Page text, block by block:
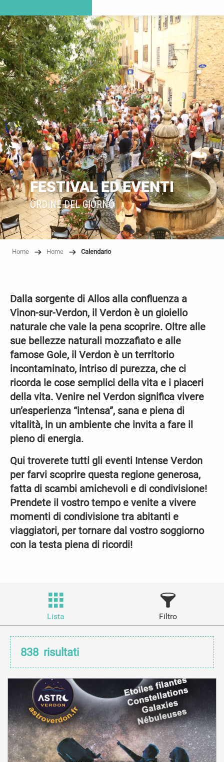
FESTIVAL ED EVENTI
ORDINE DEL GIORNO
Home Home Calendario
Dalla sorgente di Allos alla confluenza a
Vinon-sur-Verdon, il Verdon è un gioiello
naturale che vale la pena scoprire. Oltre alle
sue bellezze naturali mozzafiato e alle
famose Gole, il Verdon è un territorio
incontaminato, intriso di purezza, che ci
ricorda le cose semplici della vita e i piaceri
della vita. Venire nel Verdon significa vivere
un’esperienza “intensa”, sana e piena di
vitalità, in un ambiente che invita a fare il
pieno di energia.
Qui troverete tutti gli eventi Intense Verdon
per farvi scoprire questa regione generosa,
fatta di scambi amichevoli e di condivisione!
Prendete il vostro tempo e venite a vivere
momenti di condivisione tra abitanti e
viaggiatori, per tornare dal vostro soggiorno
con la testa piena di ricordi!
Lista Filtro
838 risultati